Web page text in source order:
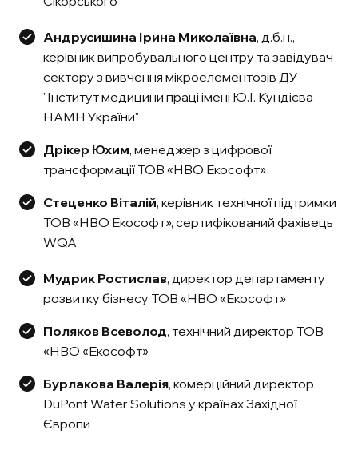
Андрусишина Ірина Миколаївна, д.б.н.,
керівник випробувального центру та завідувач
сектору з вивчення мікроелементозів ДУ
"Інститут медицини праці імені Ю.І. Кундієва
НАМН України"
Дрікер Юхим, менеджер з цифрової
трансформації ТОВ «НВО Екософт»
Стеценко Віталій, керівник технічної підтримки
ТОВ «НВО Екософт», сертифікований фахівець
WQA
Мудрик Ростислав, директор департаменту
розвитку бізнесу ТОВ «НВО «Екософт»
Поляков Всеволод, технічний директор ТОВ
«НВО «Екософт»
Бурлакова Валерія, комерційний директор
DuPont Water Solutions у країнах Західної
Європи